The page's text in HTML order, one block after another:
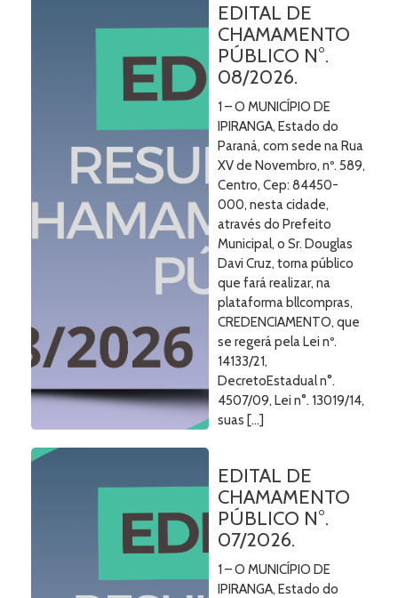
EDITAL DE
CHAMAMENTO
PÚBLICO N°.
08/2026.
1 – O MUNICÍPIO DE
IPIRANGA, Estado do
Paraná, com sede na Rua
XV de Novembro, nº. 589,
Centro, Cep: 84450-
000, nesta cidade,
através do Prefeito
Municipal, o Sr. Douglas
Davi Cruz, torna público
que fará realizar, na
plataforma bllcompras,
CREDENCIAMENTO, que
se regerá pela Lei nº.
14133/21,
DecretoEstadual n°.
4507/09, Lei n°. 13019/14,
suas […]
EDITAL DE
CHAMAMENTO
PÚBLICO N°.
07/2026.
1 – O MUNICÍPIO DE
IPIRANGA, Estado do